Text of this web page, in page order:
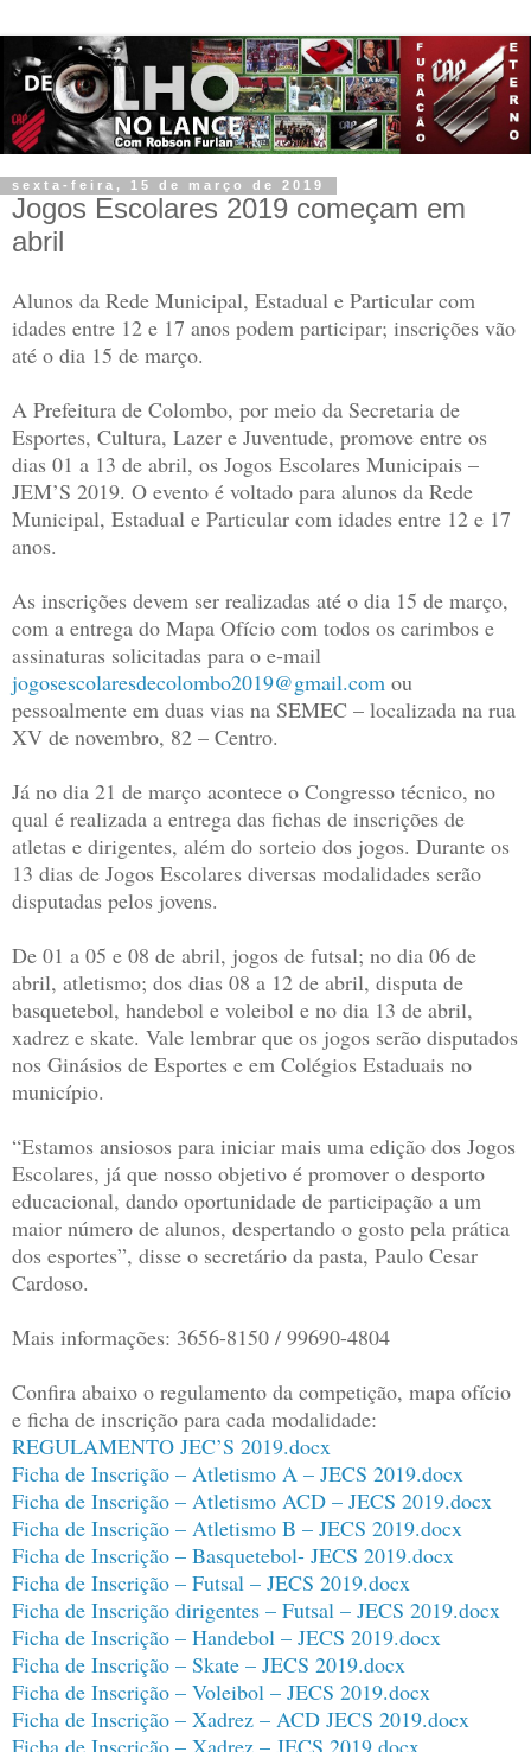
sexta-feira, 15 de março de 2019
Jogos Escolares 2019 começam em
abril
Alunos da Rede Municipal, Estadual e Particular com
idades entre 12 e 17 anos podem participar; inscrições vão
até o dia 15 de março.
A Prefeitura de Colombo, por meio da Secretaria de
Esportes, Cultura, Lazer e Juventude, promove entre os
dias 01 a 13 de abril, os Jogos Escolares Municipais –
JEM’S 2019. O evento é voltado para alunos da Rede
Municipal, Estadual e Particular com idades entre 12 e 17
anos.
As inscrições devem ser realizadas até o dia 15 de março,
com a entrega do Mapa Ofício com todos os carimbos e
assinaturas solicitadas para o e-mail
jogosescolaresdecolombo2019@gmail.com ou
pessoalmente em duas vias na SEMEC – localizada na rua
XV de novembro, 82 – Centro.
Já no dia 21 de março acontece o Congresso técnico, no
qual é realizada a entrega das fichas de inscrições de
atletas e dirigentes, além do sorteio dos jogos. Durante os
13 dias de Jogos Escolares diversas modalidades serão
disputadas pelos jovens.
De 01 a 05 e 08 de abril, jogos de futsal; no dia 06 de
abril, atletismo; dos dias 08 a 12 de abril, disputa de
basquetebol, handebol e voleibol e no dia 13 de abril,
xadrez e skate. Vale lembrar que os jogos serão disputados
nos Ginásios de Esportes e em Colégios Estaduais no
município.
“Estamos ansiosos para iniciar mais uma edição dos Jogos
Escolares, já que nosso objetivo é promover o desporto
educacional, dando oportunidade de participação a um
maior número de alunos, despertando o gosto pela prática
dos esportes”, disse o secretário da pasta, Paulo Cesar
Cardoso.
Mais informações: 3656-8150 / 99690-4804
Confira abaixo o regulamento da competição, mapa ofício
e ficha de inscrição para cada modalidade:
REGULAMENTO JEC’S 2019.docx
Ficha de Inscrição – Atletismo A – JECS 2019.docx
Ficha de Inscrição – Atletismo ACD – JECS 2019.docx
Ficha de Inscrição – Atletismo B – JECS 2019.docx
Ficha de Inscrição – Basquetebol- JECS 2019.docx
Ficha de Inscrição – Futsal – JECS 2019.docx
Ficha de Inscrição dirigentes – Futsal – JECS 2019.docx
Ficha de Inscrição – Handebol – JECS 2019.docx
Ficha de Inscrição – Skate – JECS 2019.docx
Ficha de Inscrição – Voleibol – JECS 2019.docx
Ficha de Inscrição – Xadrez – ACD JECS 2019.docx
Ficha de Inscrição – Xadrez – JECS 2019.docx